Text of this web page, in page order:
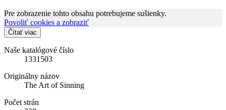
Pre zobrazenie tohto obsahu potrebujeme sušienky.
Povoliť cookies a zobraziť
Čítať viac
Naše katalógové číslo
1331503
Originálny názov
The Art of Sinning
Počet strán